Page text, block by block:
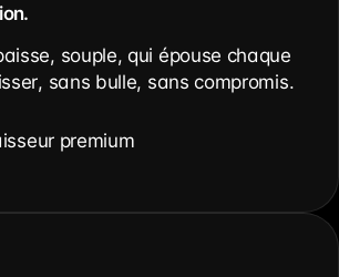
souple, qui épouse chaque
sans bulle, sans compromis.
premium